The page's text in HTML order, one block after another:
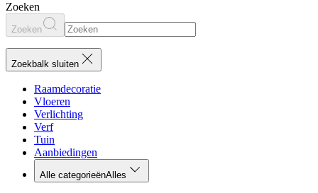
Zoeken
Zoeken
Zoekbalk sluiten
Raamdecoratie
Vloeren
Verlichting
Verf
Tuin
Aanbiedingen
Alle categorieënAlles